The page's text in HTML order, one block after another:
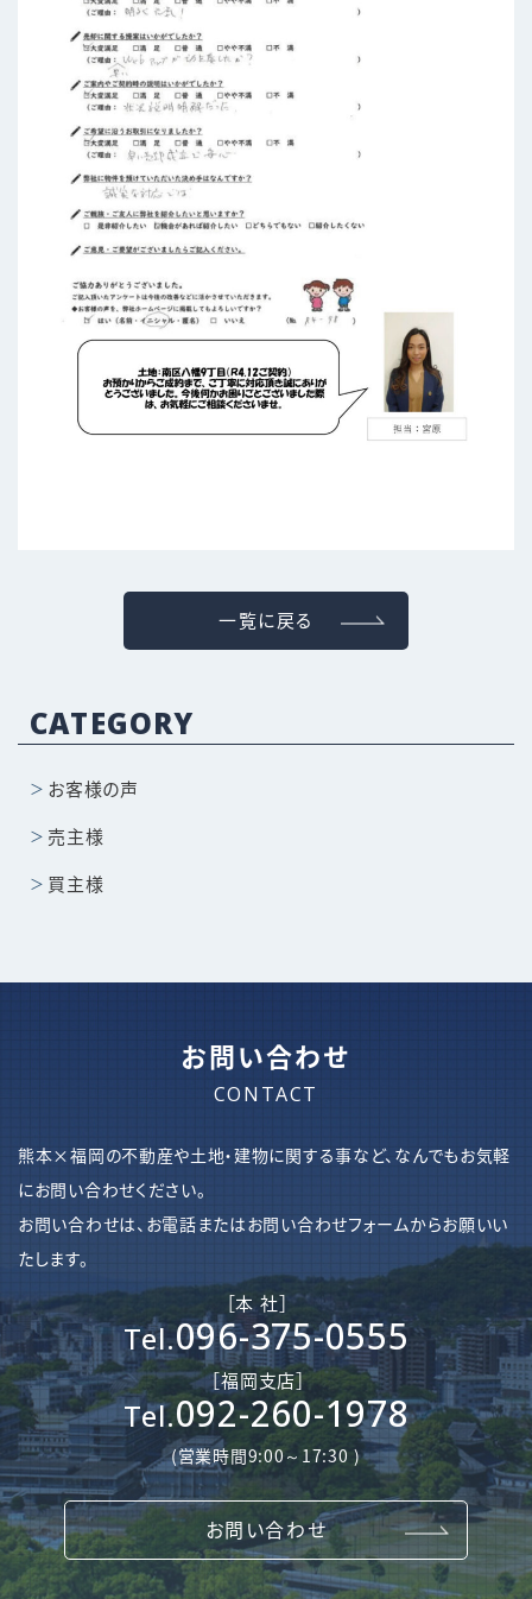
一覧に戻る
CATEGORY
お客様の声
売主様
買主様
お問い合わせ
CONTACT
熊本×福岡の不動産や土地・建物に関する事など、なんでもお気軽
にお問い合わせください。
お問い合わせは、お電話またはお問い合わせフォームからお願いい
たします。
［本 社］
Tel.096-375-0555
［​福岡支店］
Tel.092-260-1978
(営業時間9:00～17:30 )
お問い合わせ